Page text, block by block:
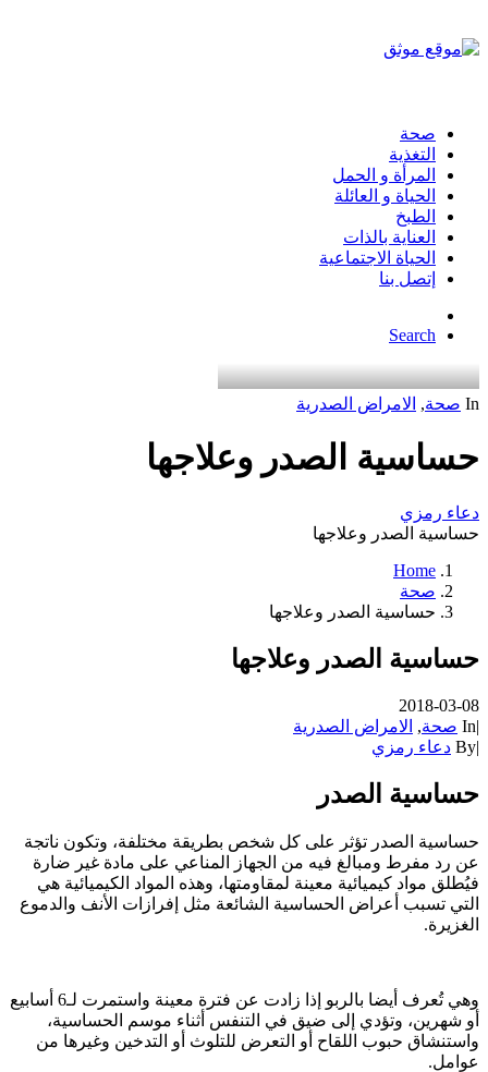
صحة
التغذية
المرأة و الحمل
الحياة و العائلة
الطبخ
العناية بالذات
الحياة الاجتماعية
إتصل بنا
Search
In صحة, الامراض الصدرية
حساسية الصدر وعلاجها
دعاء رمزي
حساسية الصدر وعلاجها
Home
صحة
حساسية الصدر وعلاجها
حساسية الصدر وعلاجها
2018-03-08
|
In صحة, الامراض الصدرية
|
By دعاء رمزي
حساسية الصدر
حساسية الصدر تؤثر على كل شخص بطريقة مختلفة، وتكون ناتجة
عن رد مفرط ومبالغ فيه من الجهاز المناعي على مادة غير ضارة
فيُطلق مواد كيميائية معينة لمقاومتها، وهذه المواد الكيميائية هي
التي تسبب أعراض الحساسية الشائعة مثل إفرازات الأنف والدموع
الغزيرة.
وهي تُعرف أيضا بالربو إذا زادت عن فترة معينة واستمرت لـ6 أسابيع
أو شهرين، وتؤدي إلى ضيق في التنفس أثناء موسم الحساسية،
واستنشاق حبوب اللقاح أو التعرض للتلوث أو التدخين وغيرها من
عوامل.